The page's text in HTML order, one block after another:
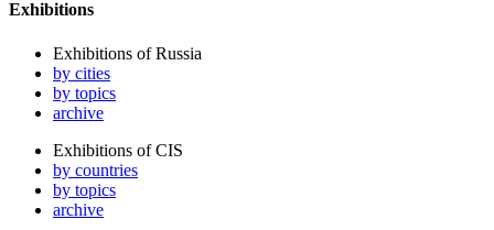
Exhibitions
Exhibitions of Russia
by cities
by topics
archive
Exhibitions of CIS
by countries
by topics
archive